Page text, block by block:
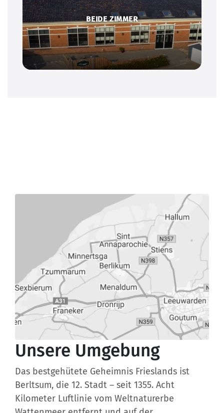
BEIDE ZIMMER
Unsere Umgebung
Das bestgehütete Geheimnis Frieslands ist
Berltsum, die 12. Stadt – seit 1355. Acht
Kilometer Luftlinie vom Weltnaturerbe